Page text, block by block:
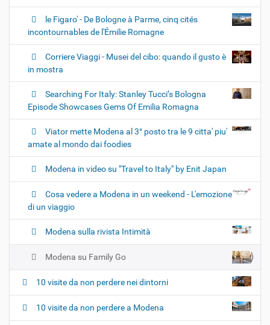
le Figaro' - De Bologne à Parme, cinq cités
incontournables de l'Émilie Romagne
Corriere Viaggi - Musei del cibo: quando il gusto è
in mostra
Searching For Italy: Stanley Tucci’s Bologna
Episode Showcases Gems Of Emilia Romagna
Viator mette Modena al 3° posto tra le 9 citta' piu'
amate al mondo dai foodies
Modena in video su "Travel to Italy" by Enit Japan
Cosa vedere a Modena in un weekend - L'emozione
di un viaggio
Modena sulla rivista Intimità
Modena su Family Go
10 visite da non perdere nei dintorni
10 visite da non perdere a Modena